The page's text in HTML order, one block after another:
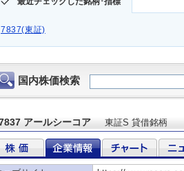
7837(東証)